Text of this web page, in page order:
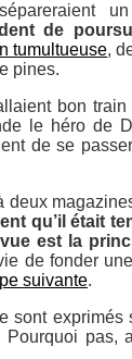
un
de
tumultueuse,
pines.
bon
le héro de
de se
deux
qu’il était
est la
de fonder
suivante.
sont exprimés
pas,